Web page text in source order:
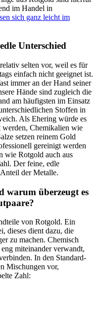
im Handel in
sich ganz leicht im
Unterschied
selten vor, weil es für
einfach nicht geeignet ist.
immer an der Hand seiner
Hände sind zugleich die
am häufigsten im Einsatz
Stoffen in
Als Ehering würde es
Chemikalien wie
setzen reinem Gold
gereinigt werden
wie Rotgold auch aus
Der feine, edle
der Metalle.
warum überzeugt es
von Rotgold. Ein
dieses dient dazu, die
zu machen. Chemisch
miteinander verwandt,
In den Standard-
Mischungen vor,
Zahl: